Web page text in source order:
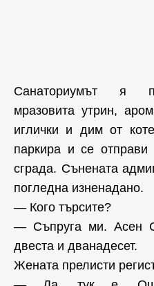
Санаториумът я
мразовита утрин,
иглички и дим от
паркира и се отправи
сграда. Сънената
погледна изненадано.
— Кого търсите?
— Съпруга ми. Асен
двеста и дванадесет.
Жената прелисти